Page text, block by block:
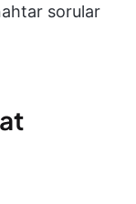
sorular